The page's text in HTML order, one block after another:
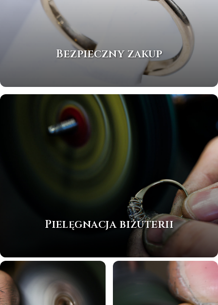
Bezpieczny zakup
Pielęgnacja biżuterii